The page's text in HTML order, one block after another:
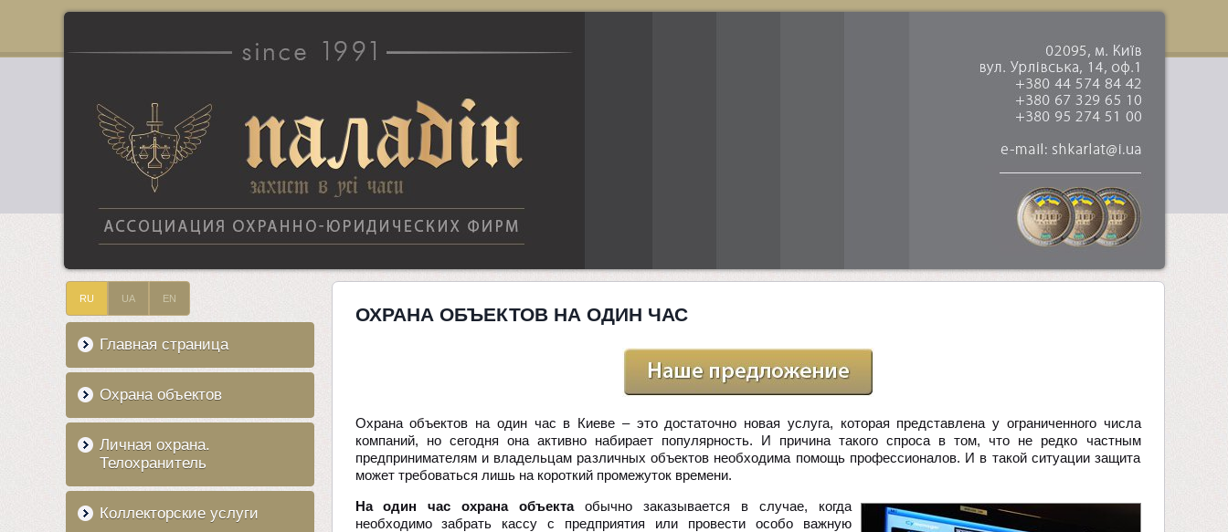
RU UA EN
Главная страница
Охрана объектов
Личная охрана.
Телохранитель
Коллекторские услуги
ОХРАНА ОБЪЕКТОВ НА ОДИН ЧАС
Охрана объектов на один час в Киеве – это достаточно новая услуга, которая представлена у ограниченного числа
компаний, но сегодня она активно набирает популярность. И причина такого спроса в том, что не редко частным
предпринимателям и владельцам различных объектов необходима помощь профессионалов. И в такой ситуации защита
может требоваться лишь на короткий промежуток времени.
На один час охрана объектаобычно заказывается в случае, когда
необходимо забрать кассу с предприятия или провести особо важную